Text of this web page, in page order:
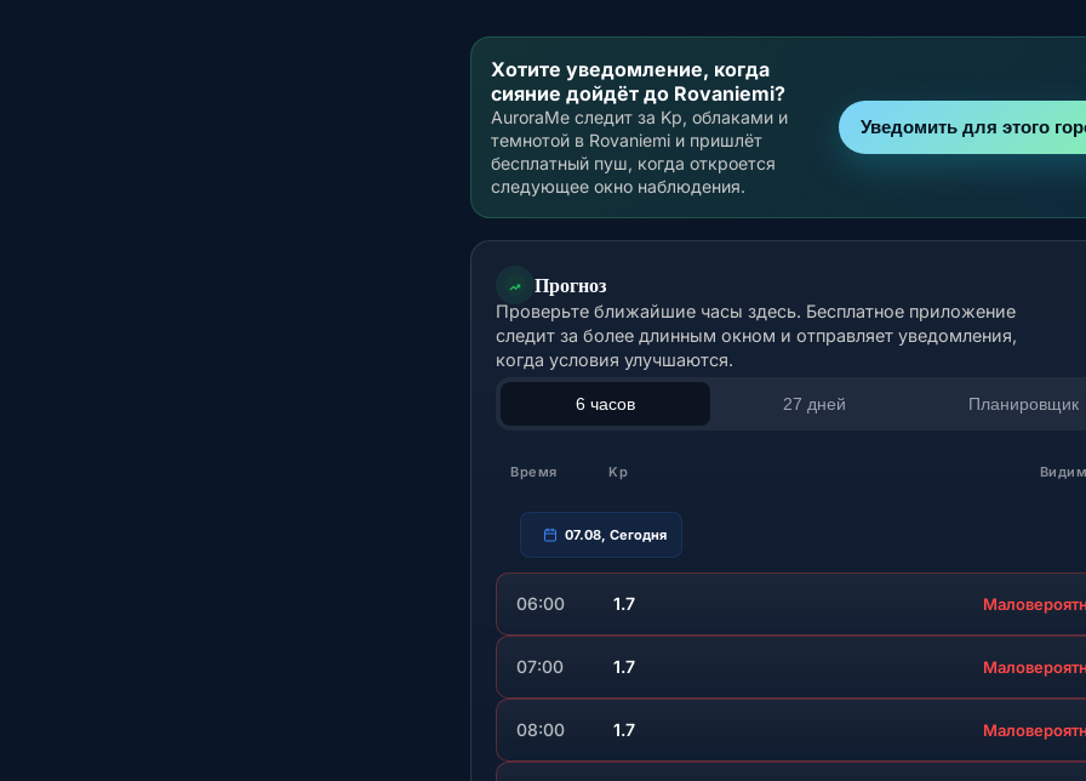
Хотите уведомление, когда
сияние дойдёт до Rovaniemi?
AuroraMe следит за Kp, облаками и
темнотой в Rovaniemi и пришлёт
бесплатный пуш, когда откроется
следующее окно наблюдения.
Уведомить для этого
Прогноз
Проверьте ближайшие часы здесь. Бесплатное приложение
следит за более длинным окном и отправляет уведомления,
когда условия улучшаются.
6 часов 27 дней Планировщик
Время Kp
07.08, Сегодня
06:00 1.7
07:00 1.7
08:00 1.7